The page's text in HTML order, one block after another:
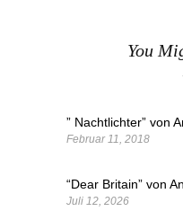
You
” Nachtlichter” von
Februar 11, 2018
“Dear Britain” von
Juli 12, 2026